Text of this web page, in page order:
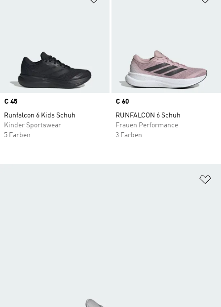
Price
€ 45
Runfalcon 6 Kids Schuh
Kinder Sportswear
5 Farben
Price
€ 60
RUNFALCON 6 Schuh
Frauen Performance
3 Farben